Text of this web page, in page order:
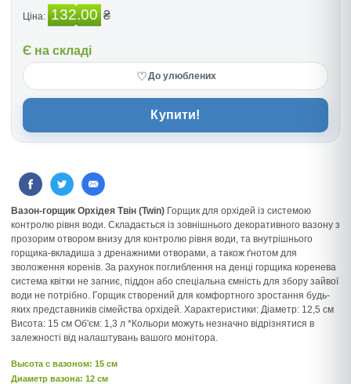
Ціна: 132.00 ₴
Є на складі
♡До улюблених
Купити!
Вазон-горщик Орхідея Твін (Twin) Горщик для орхідей із системою
контролю рівня води. Складається із зовнішнього декоративного вазону з
прозорим отвором внизу для контролю рівня води, та внутрішнього
горщика-вкладиша з дренажними отворами, а також ґнотом для
зволоження коренів. За рахунок поглиблення на денці горщика коренева
система квітки не загниє, піддон або спеціальна ємність для збору зайвої
води не потрібно. Горщик створений для комфортного зростання будь-
яких представників сімейства орхідей. Характеристики: Діаметр: 12,5 см
Висота: 15 см Об'єм: 1,3 л *Кольори можуть незначно відрізнятися в
залежності від налаштувань вашого монітора.
Высота c вазоном: 15 см
Диаметр вазона: 12 см